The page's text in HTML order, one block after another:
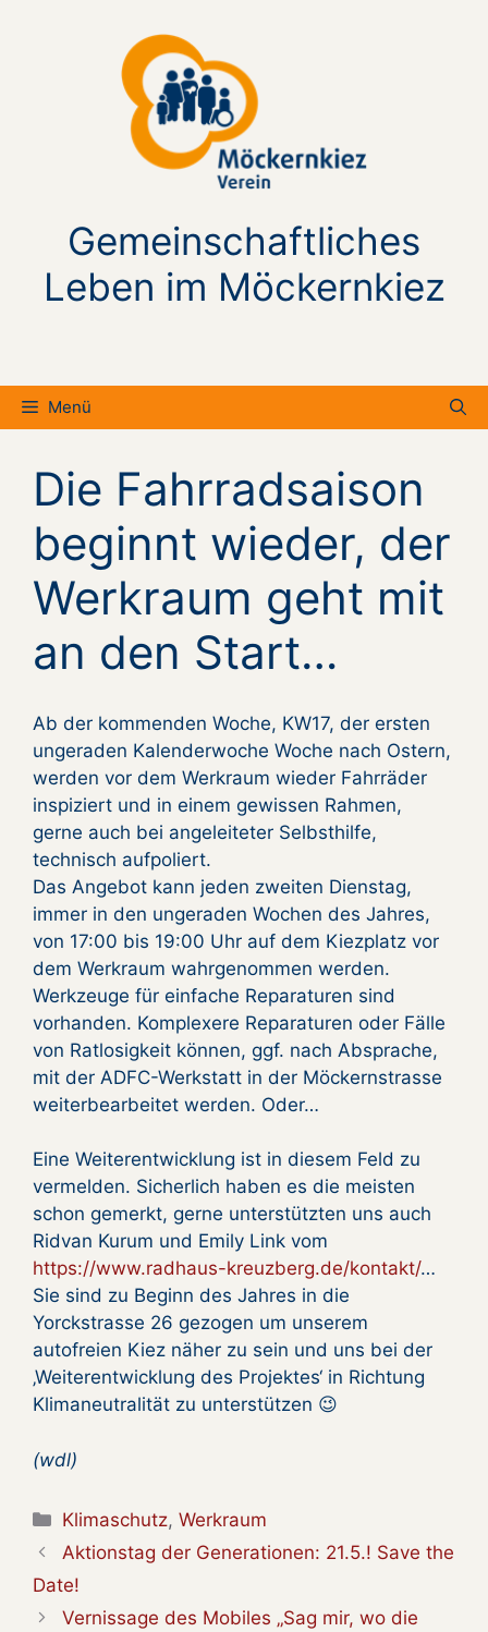
Gemeinschaftliches
Leben im Möckernkiez
Menü
Die Fahrradsaison
beginnt wieder, der
Werkraum geht mit
an den Start…
Ab der kommenden Woche, KW17, der ersten
ungeraden Kalenderwoche Woche nach Ostern,
werden vor dem Werkraum wieder Fahrräder
inspiziert und in einem gewissen Rahmen,
gerne auch bei angeleiteter Selbsthilfe,
technisch aufpoliert.
Das Angebot kann jeden zweiten Dienstag,
immer in den ungeraden Wochen des Jahres,
von 17:00 bis 19:00 Uhr auf dem Kiezplatz vor
dem Werkraum wahrgenommen werden.
Werkzeuge für einfache Reparaturen sind
vorhanden. Komplexere Reparaturen oder Fälle
von Ratlosigkeit können, ggf. nach Absprache,
mit der ADFC-Werkstatt in der Möckernstrasse
weiterbearbeitet werden. Oder…
Eine Weiterentwicklung ist in diesem Feld zu
vermelden. Sicherlich haben es die meisten
schon gemerkt, gerne unterstützten uns auch
Ridvan Kurum und Emily Link vom
https://www.radhaus-kreuzberg.de/kontakt/…
Sie sind zu Beginn des Jahres in die
Yorckstrasse 26 gezogen um unserem
autofreien Kiez näher zu sein und uns bei der
‚Weiterentwicklung des Projektes‘ in Richtung
Klimaneutralität zu unterstützen 😉
(wdl)
Kategorien
Klimaschutz,Werkraum
Aktionstag der Generationen: 21.5.! Save the
Date!
Vernissage des Mobiles „Sag mir, wo die